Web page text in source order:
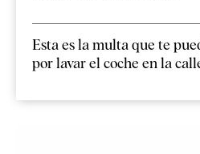
Esta es la multa que te
por lavar el coche en la